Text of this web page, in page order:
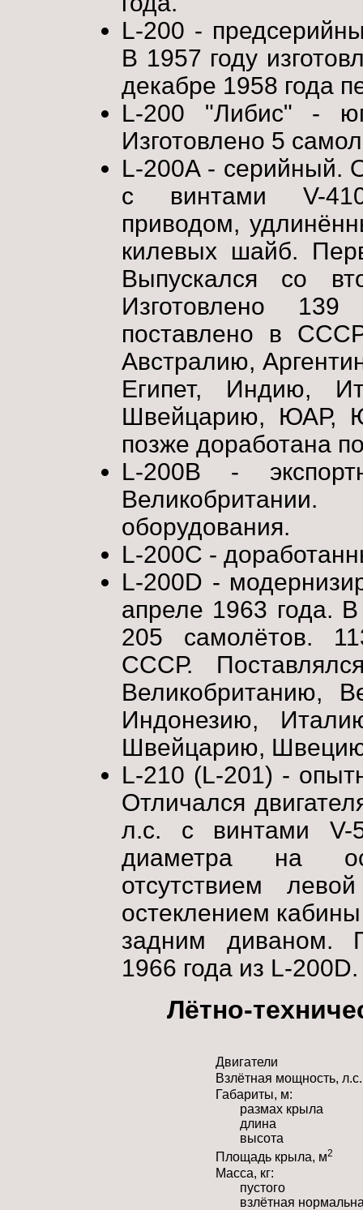
L-200 -
В 1957 году
декабре 1958 года
L-200 "Либис" -
Изготовлено 5
L-200A - серийный.
с винтами V-
приводом,
килевых шайб.
Выпускался со
Изготовлено
поставлено в
Австралию,
Египет, Индию,
Швейцарию, ЮАР,
позже доработана
L-200B -
оборудования.
L-200C -
L-200D -
апреле 1963 года. В
205 самолётов.
СССР.
Великобританию,
Индонезию,
Швейцарию,
L-210 (L-201) -
Отличался
л.с. с винтами V-
диаметра на
отсутствием
остеклением
задним диваном.
1966 года из L-200D.
Лётно-
Двигатели
Взлётная мощность, л.с.
Габариты, м:
размах крыла
длина
высота
Площадь крыла, м2
Масса, кг:
пустого
взлётная